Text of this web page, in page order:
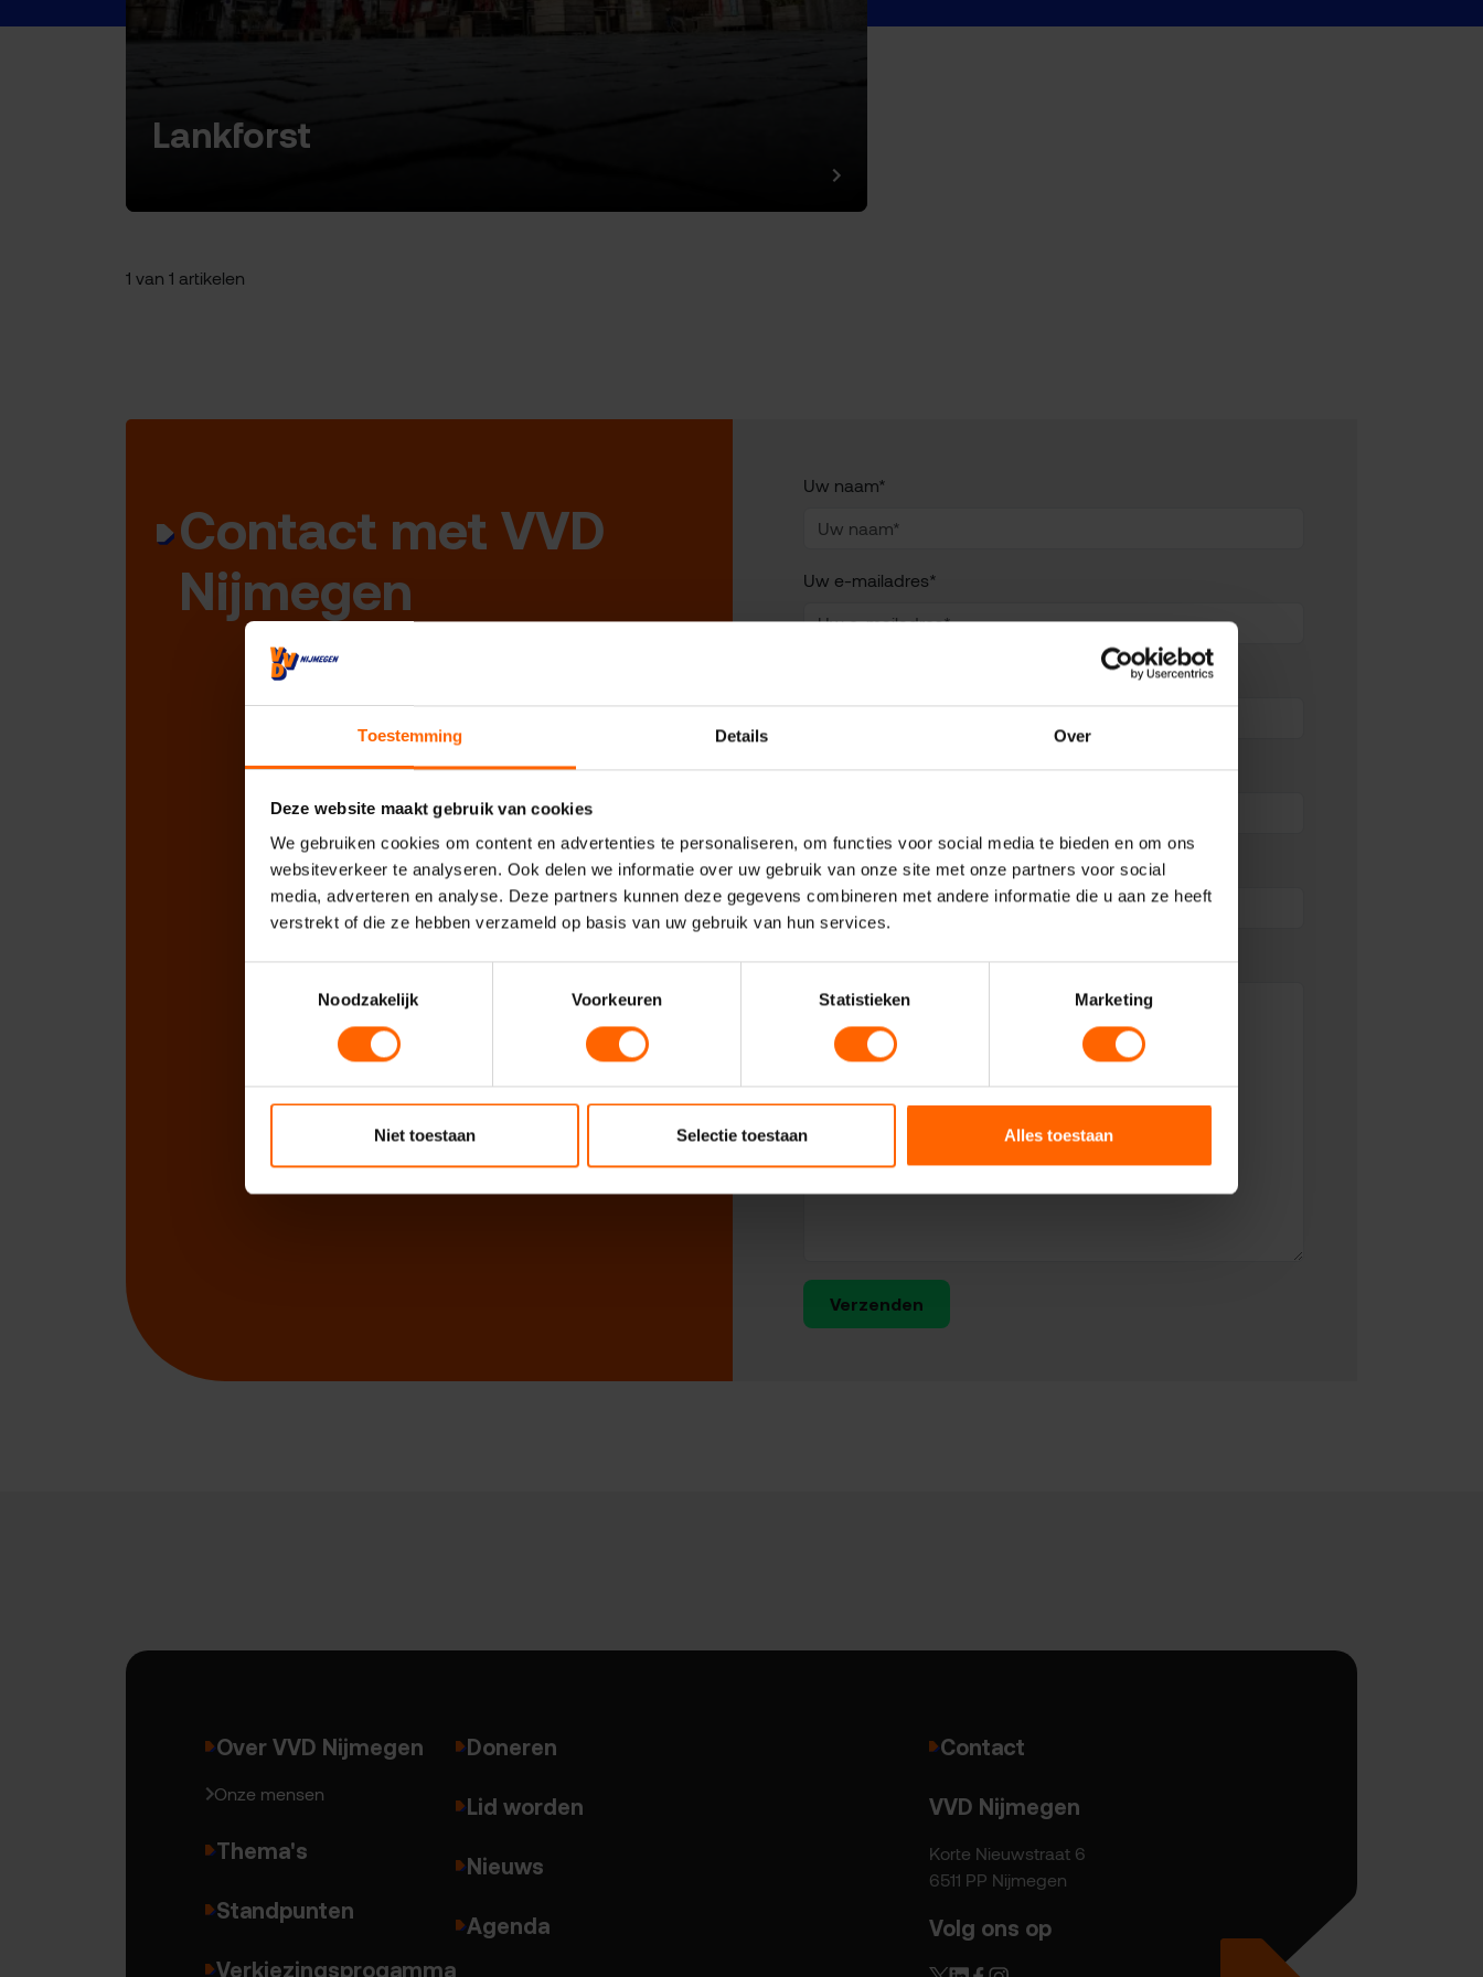
Toestemming Details Over
Deze website maakt gebruik van cookies
We gebruiken cookies om content en advertenties te personaliseren, om functies voor social media te bieden en om ons
websiteverkeer te analyseren. Ook delen we informatie over uw gebruik van onze site met onze partners voor social
media, adverteren en analyse. Deze partners kunnen deze gegevens combineren met andere informatie die u aan ze heeft
verstrekt of die ze hebben verzameld op basis van uw gebruik van hun services.
Noodzakelijk
Voorkeuren Statistieken Marketing
Niet toestaan Selectie toestaan Alles toestaan
Lankforst
1 van 1 artikelen
Contact met VVD
Nijmegen
Uw naam*
Uw e-mailadres*
Uw woonplaats
Geadresseerde
Uw vraag of opmerking
Verzenden
Over VVD Nijmegen
Onze mensen
Thema's
Standpunten
Verkiezingsprogamma
Doneren
Lid worden
Nieuws
Agenda
Contact
VVD Nijmegen
Korte Nieuwstraat 6
6511 PP Nijmegen
Volg ons op